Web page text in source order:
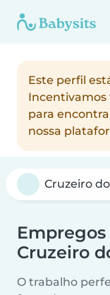
Este perfil
Incentivamos
para
nossa
Cruzeiro
O trabalho